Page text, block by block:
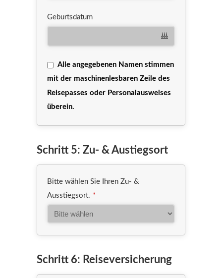
Geburtsdatum
Alle angegebenen Namen stimmen
mit der maschinenlesbaren Zeile des
Reisepasses oder Personalausweises
überein.
Schritt 5: Zu- & Austiegsort
Bitte wählen Sie Ihren Zu- &
Ausstiegsort. *
Schritt 6: Reiseversicherung